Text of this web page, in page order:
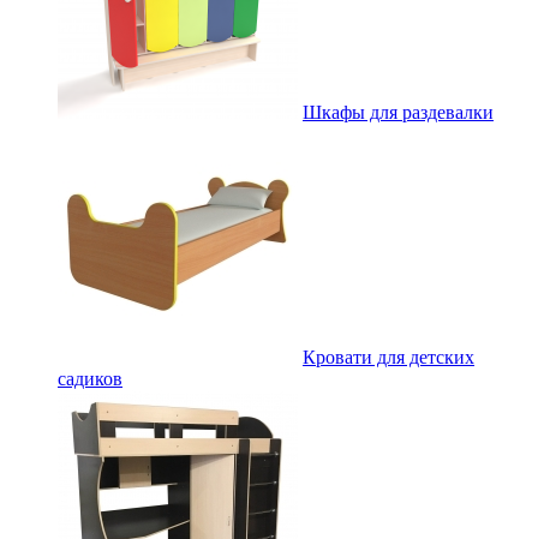
Шкафы для раздевалки
Кровати для детских
садиков